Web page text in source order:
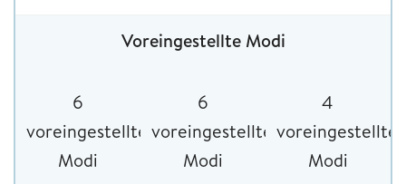
Voreingestellte Modi
6
voreingestellte
Modi
6
voreingestellte
Modi
4
voreingestellte
Modi